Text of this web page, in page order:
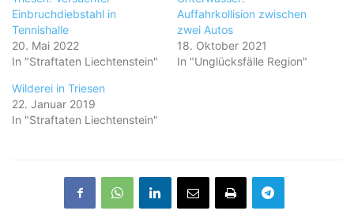
Einbruchdiebstahl in
Tennishalle
20. Mai 2022
In "Straftaten Liechtenstein"
Auffahrkollision zwischen
zwei Autos
18. Oktober 2021
In "Unglücksfälle Region"
Wilderei in Triesen
22. Januar 2019
In "Straftaten Liechtenstein"